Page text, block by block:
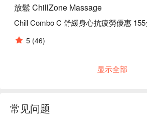
放鬆 ChillZone Massage
5 (46)
显示全部
常见问题